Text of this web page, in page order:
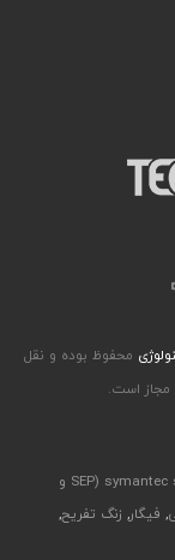
محفوظ بوده و نقل
مجاز است.
لایسنس symantec ses (SEP و
, فیگار, زنگ تفریح,